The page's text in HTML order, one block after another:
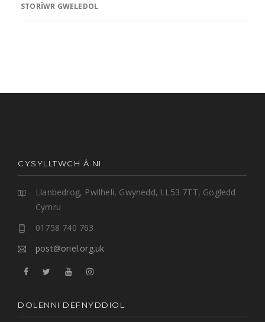
STORÏWR GWELEDOL
CYSYLLTWCH Â NI
Llanbedrog, Pwllheli, Gwynedd, LL53 7TT, Gogledd
Cymru
01758 740 763
post@oriel.org.uk
DOLENNI DEFNYDDIOL